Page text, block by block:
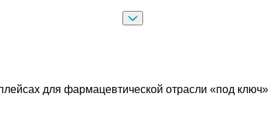
для фармацевтической отрасли «под ключ»,